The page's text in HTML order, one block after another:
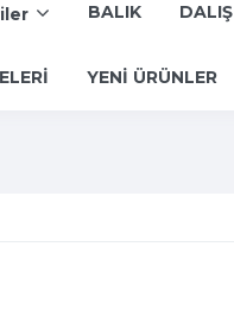
BALIK DALIŞ
YENİ ÜRÜNLER